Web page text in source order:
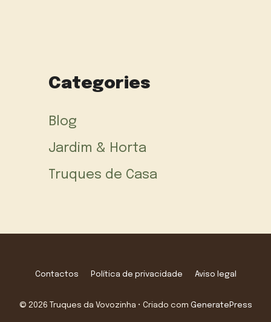
Categories
Blog
Jardim & Horta
Truques de Casa
Contactos Política de privacidade Aviso legal
© 2026 Truques da Vovozinha • Criado com GeneratePress